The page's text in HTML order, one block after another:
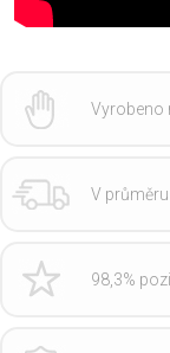
Vyrobeno
V
98,3%